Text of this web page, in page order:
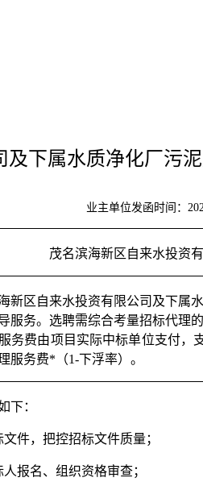
下属水质净化厂污
业主单位发函时间：
茂名滨海新区自来水投资
新区自来水投资有限公司及下属
服务。选聘需综合考量招标代理
务费由项目实际中标单位支付，
服务费* （1-下浮率）。
下：
件，把控招标文件质量；
报名、组织资格审查；